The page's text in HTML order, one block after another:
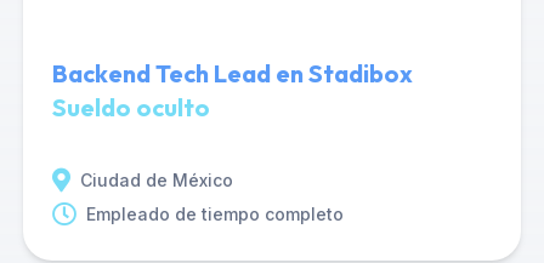
Backend Tech Lead en Stadibox
Sueldo oculto
Ciudad de México
Empleado de tiempo completo